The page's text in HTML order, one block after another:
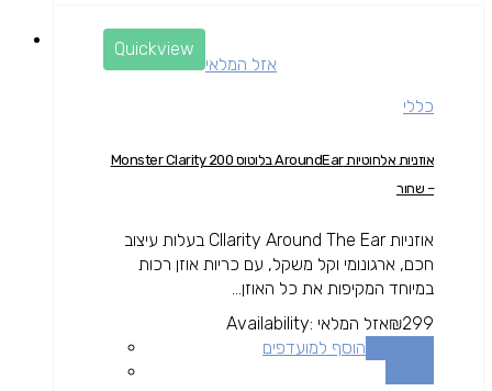
Quickview
אזל המלאי
כללי
אוזניות אלחוטיות AroundEar בלוטוס Monster Clarity 200
– שחור
אוזניות Cllarity Around The Ear בעלות עיצוב
חכם, ארגונומי וקל משקל, עם כריות אוזן רכות
במיוחד המקיפות את כל האוזן...
₪299
Availability: אזל המלאי
הוסף למועדפים